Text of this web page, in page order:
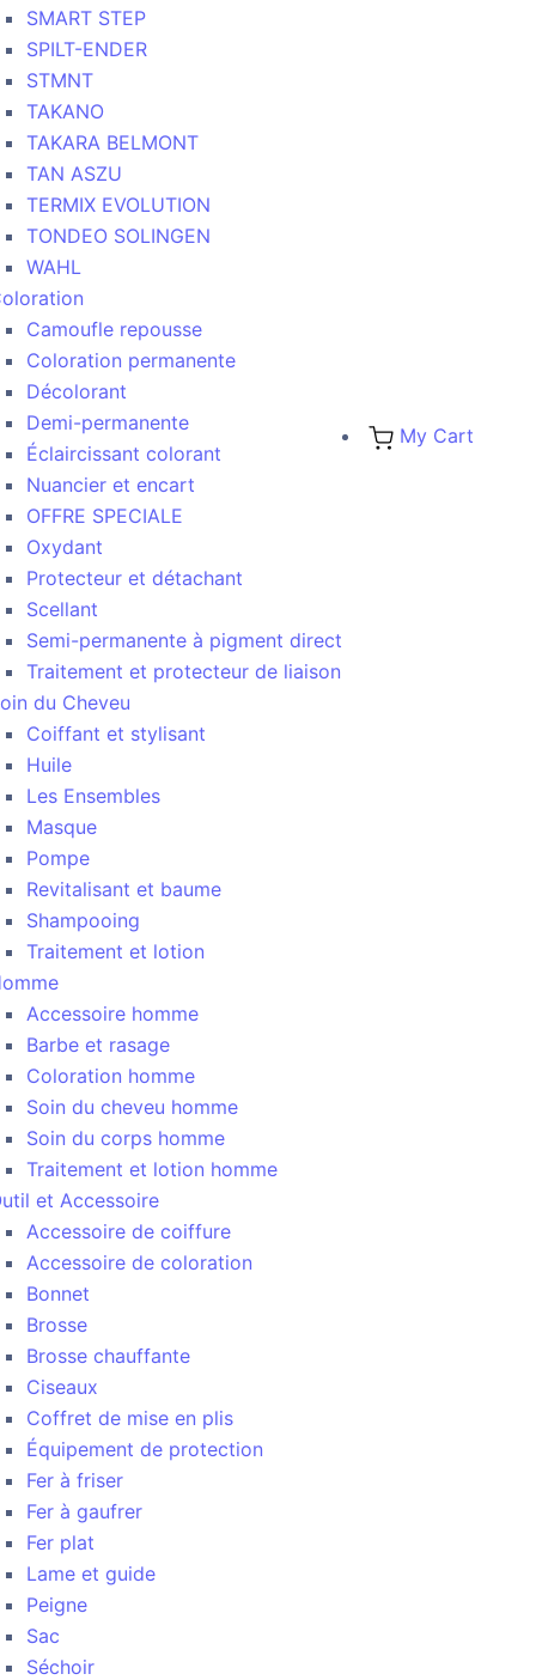
My Cart
SMART STEP
SPILT-ENDER
STMNT
TAKANO
TAKARA BELMONT
TAN ASZU
TERMIX EVOLUTION
TONDEO SOLINGEN
WAHL
Camoufle repousse
Coloration permanente
Décolorant
Demi-permanente
Éclaircissant colorant
Nuancier et encart
OFFRE SPECIALE
Oxydant
Protecteur et détachant
Scellant
Semi-permanente à pigment direct
Traitement et protecteur de liaison
du Cheveu
Coiffant et stylisant
Huile
Les Ensembles
Masque
Pompe
Revitalisant et baume
Shampooing
Traitement et lotion
Accessoire homme
Barbe et rasage
Coloration homme
Soin du cheveu homme
Soin du corps homme
Traitement et lotion homme
et Accessoire
Accessoire de coiffure
Accessoire de coloration
Bonnet
Brosse
Brosse chauffante
Ciseaux
Coffret de mise en plis
Équipement de protection
Fer à friser
Fer à gaufrer
Fer plat
Lame et guide
Peigne
Sac
Séchoir